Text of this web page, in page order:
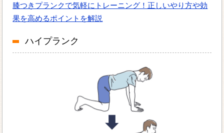
膝つきプランクで気軽にトレーニング！正しいやり方や効
果を高めるポイントを解説
ハイプランク